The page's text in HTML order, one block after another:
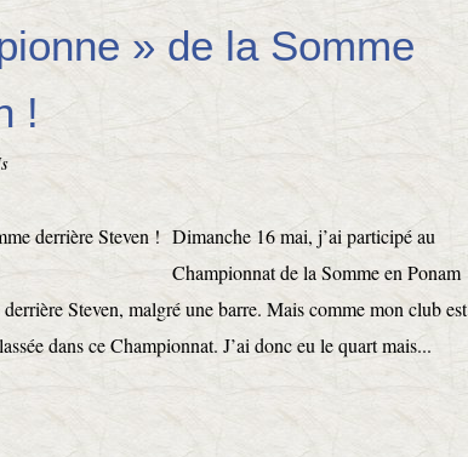
» de la Somme
!
Dimanche 16 mai, j’ai participé au
Championnat de la Somme en Ponam
Steven, malgré une barre. Mais comme mon club est
dans ce Championnat. J’ai donc eu le quart mais...